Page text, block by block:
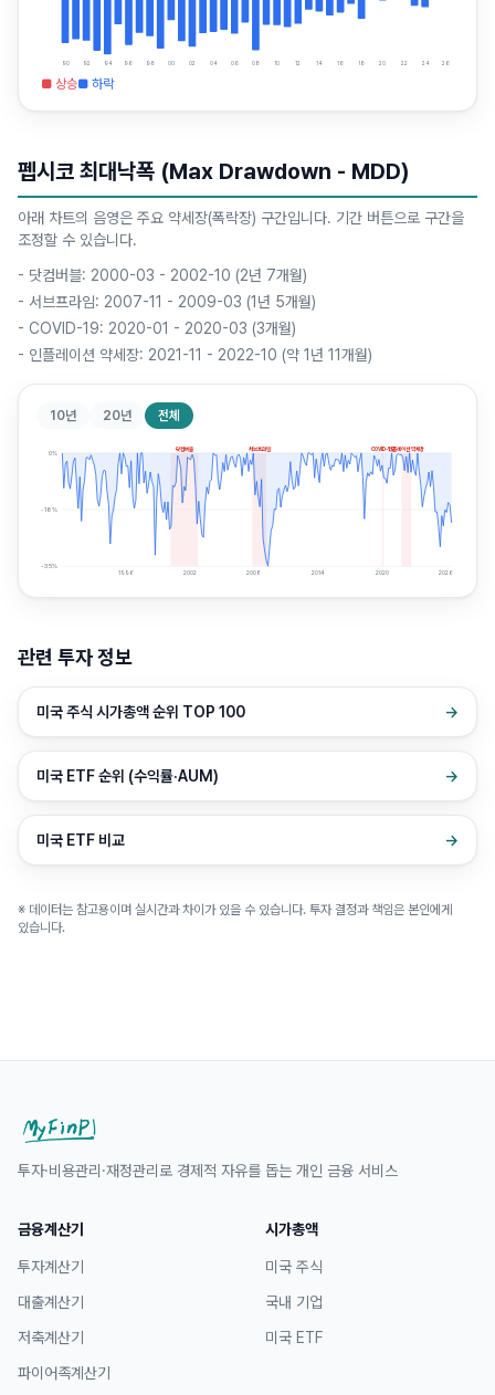
90 92 94 96 98 00 02 04 06 08 10 12 14 16 18 20 22 24 26
■ 상승■ 하락
펩시코 최대낙폭 (Max Drawdown - MDD)
아래 차트의 음영은 주요 약세장(폭락장) 구간입니다. 기간 버튼으로 구간을
조정할 수 있습니다.
- 닷컴버블: 2000-03 - 2002-10 (2년 7개월)
- 서브프라임: 2007-11 - 2009-03 (1년 5개월)
- COVID-19: 2020-01 - 2020-03 (3개월)
- 인플레이션 약세장: 2021-11 - 2022-10 (약 1년 11개월)
10년 20년 전체
닷컴버블 서브프라임 COVID-19인플레이션 약세장
0%
-18%
-35%
1996 2002 2008 2014 2020 2026
관련 투자 정보
미국 주식 시가총액 순위 TOP 100 →
미국 ETF 순위 (수익률·AUM) →
미국 ETF 비교 →
※ 데이터는 참고용이며 실시간과 차이가 있을 수 있습니다. 투자 결정과 책임은 본인에게
있습니다.
투자·비용관리·재정관리로 경제적 자유를 돕는 개인 금융 서비스
금융계산기
투자계산기
대출계산기
저축계산기
파이어족계산기
시가총액
미국 주식
국내 기업
미국 ETF